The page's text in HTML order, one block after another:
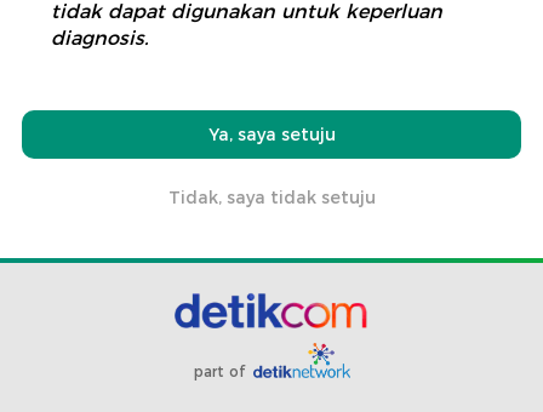
tidak dapat digunakan untuk keperluan
diagnosis.
Ya, saya setuju
Tidak, saya tidak setuju
part of